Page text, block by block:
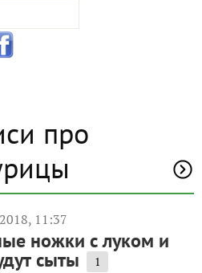
про
11:37
ножки с луком и
сыты 1